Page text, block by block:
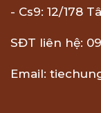
- Cs9: 12/178
SĐT liên hệ:
Email: